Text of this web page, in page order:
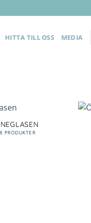
HITTA TILL OSS MEDIA
PRODUKTER